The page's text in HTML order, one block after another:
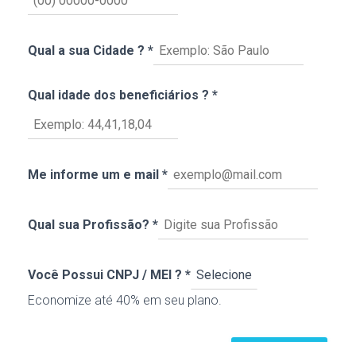
Qual a sua Cidade ? *
Qual idade dos beneficiários ? *
Me informe um e mail *
Qual sua Profissão? *
Você Possui CNPJ / MEI ? *
Economize até 40% em seu plano.